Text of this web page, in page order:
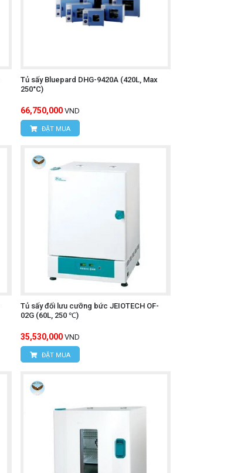
Tủ sấy Bluepard DHG-9420A (420L, Max
250°C)
66,750,000 VND
ĐẶT MUA
Tủ sấy đối lưu cưỡng bức JEIOTECH OF-
02G (60L, 250 ℃)
35,530,000 VND
ĐẶT MUA